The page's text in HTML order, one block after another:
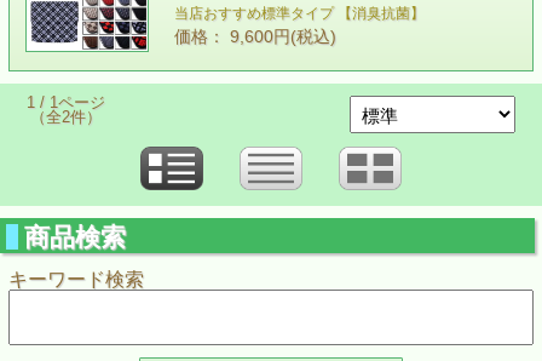
当店おすすめ標準タイプ 【消臭抗菌】
価格： 9,600円(税込)
1 / 1ページ
（全2件）
商品検索
キーワード検索